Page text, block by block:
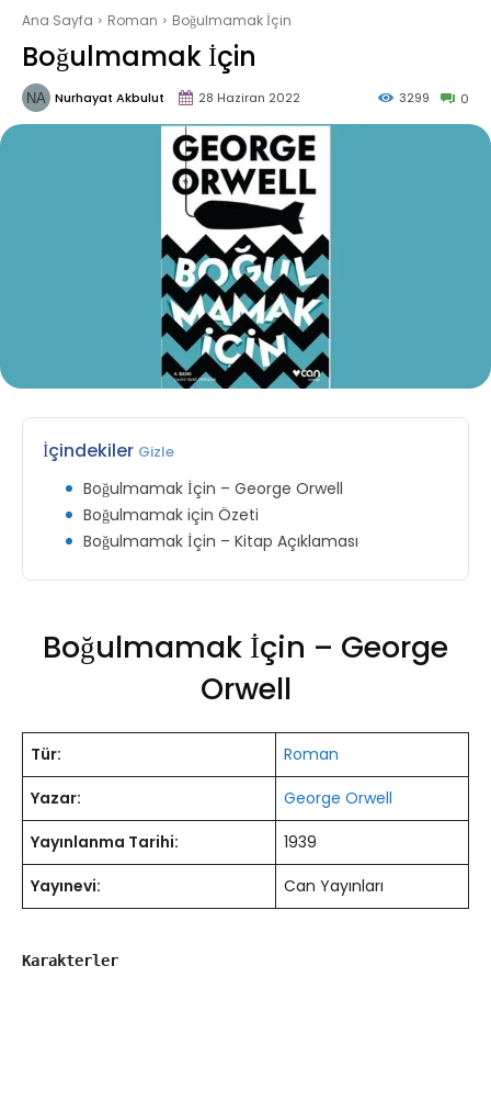
Ana Sayfa Roman Boğulmamak İçin
Boğulmamak İçin
Nurhayat Akbulut 28 Haziran 2022 0
3299
İçindekiler Gizle
Boğulmamak İçin – George Orwell
Boğulmamak için Özeti
Boğulmamak İçin – Kitap Açıklaması
Boğulmamak İçin – George
Orwell
Tür:
Roman
Yazar:
George Orwell
Yayınlanma Tarihi:
1939
Yayınevi:
Can Yayınları
Karakterler